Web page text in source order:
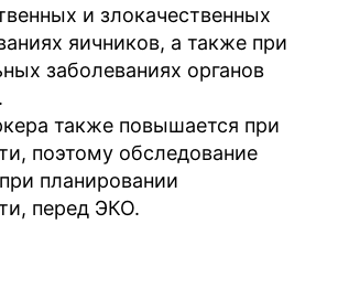
и злокачественных
яичников, а также при
заболеваниях органов
также повышается при
поэтому обследование
планировании
перед ЭКО.